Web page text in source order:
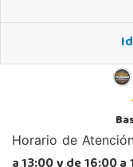
Carretera Armilla 29, Urb.
18100, Armilla
958183860
Horario de